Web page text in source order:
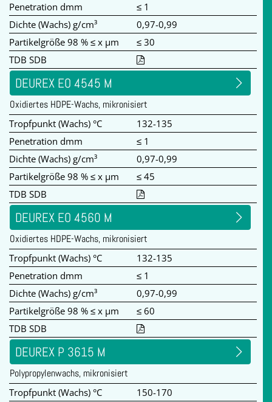
Penetration dmm
≤ 1
Dichte (Wachs) g/cm³
0,97-0,99
Partikelgröße 98 % ≤ x µm
≤ 30
TDB SDB
DEUREX EO 4545 M
Oxidiertes HDPE-Wachs, mikronisiert
Tropfpunkt (Wachs) °C
132-135
Penetration dmm
≤ 1
Dichte (Wachs) g/cm³
0,97-0,99
Partikelgröße 98 % ≤ x µm
≤ 45
TDB SDB
DEUREX EO 4560 M
Oxidiertes HDPE-Wachs, mikronisiert
Tropfpunkt (Wachs) °C
132-135
Penetration dmm
≤ 1
Dichte (Wachs) g/cm³
0,97-0,99
Partikelgröße 98 % ≤ x µm
≤ 60
TDB SDB
DEUREX P 3615 M
Polypropylenwachs, mikronisiert
Tropfpunkt (Wachs) °C
150-170